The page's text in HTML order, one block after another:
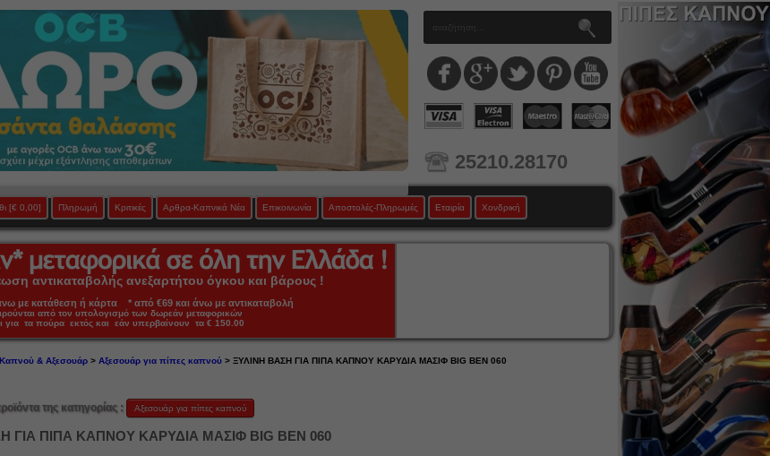
25210.28170
[€ 0,00] Πληρωμή Κριτικές Αρθρα-Καπνικά Νέα Επικοινωνία Αποστολές-Πληρωμές Εταιρία Χονδρική
αντικαταβολής ανεξαρτήτου όγκου και βάρους !
με κατάθεση ή κάρτα * από €69 και άνω με αντικαταβολή
από τον υπολογισμό των δωρεάν μεταφορικών
για τα πούρα εκτός και εάν υπερβαίνουν τα € 150.00
& Αξεσουάρ> Αξεσουάρ για πίπες καπνού> ΞΥΛΙΝΗ ΒΑΣΗ ΓΙΑ ΠΙΠΑ ΚΑΠΝΟΥ ΚΑΡΥΔΙΑ ΜΑΣΙΦ BIG BEN 060
της κατηγορίας : Αξεσουάρ για πίπες καπνού
ΓΙΑ ΠΙΠΑ ΚΑΠΝΟΥ ΚΑΡΥΔΙΑ ΜΑΣΙΦ BIG BEN 060